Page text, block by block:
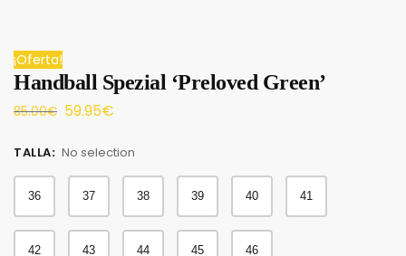
¡Oferta!
Handball Spezial ‘Preloved Green’
85.00€ 59.95€
TALLA: No selection
36 37 38 39 40 41
42 43 44 45 46